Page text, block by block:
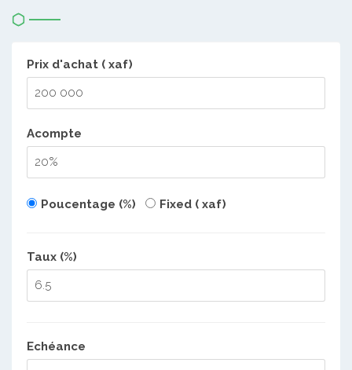
Prix d'achat ( xaf)
Acompte
Poucentage (%) Fixed ( xaf)
Taux (%)
Echéance